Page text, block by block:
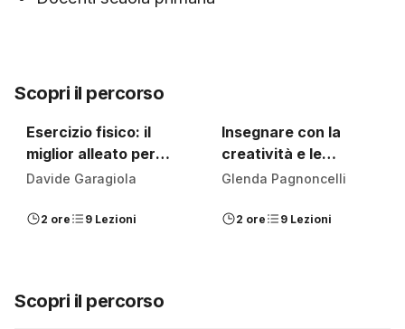
Scopri il percorso
Esercizio fisico: il
miglior alleato per
l’apprendimento
Davide Garagiola
2 ore 9 Lezioni
Insegnare con la
creatività e le
artiterapie
Glenda Pagnoncelli
2 ore 9 Lezioni
Scopri il percorso